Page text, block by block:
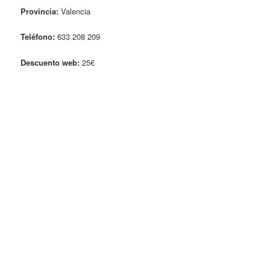
Provincia: Valencia
Teléfono: 633 208 209
Descuento web: 25€